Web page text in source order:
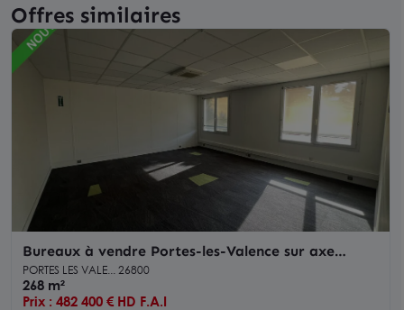
Offres similaires
Bureaux à vendre Portes-les-Valence sur axe
principal avec parking
PORTES LES VALE... 26800
268 m²
Prix : 482 400 € HD F.A.I